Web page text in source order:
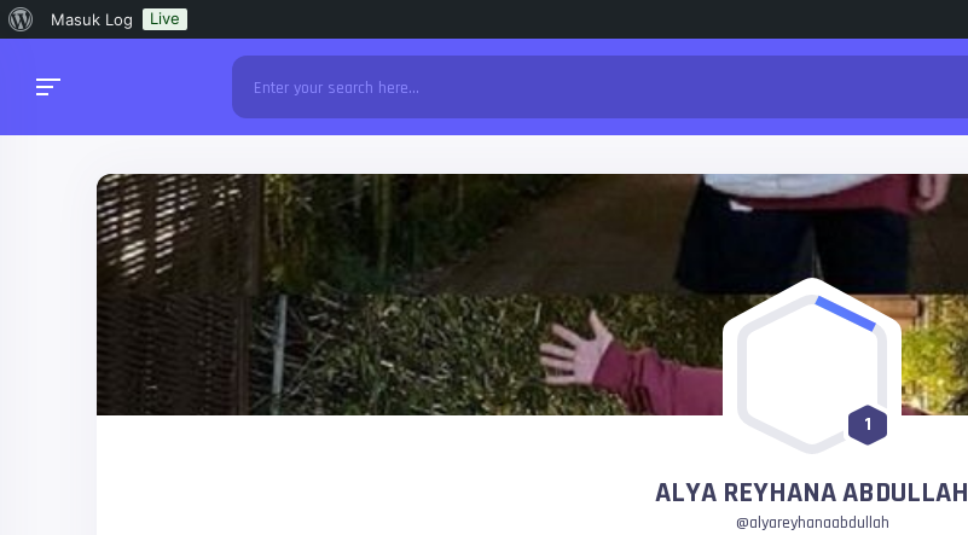
Tentang
Masuk Log
Live
1
ALYA REYHANA ABDULLAH
@alyareyhanaabdullah